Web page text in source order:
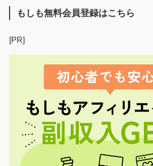
もしも無料会員登録はこちら
[PR]